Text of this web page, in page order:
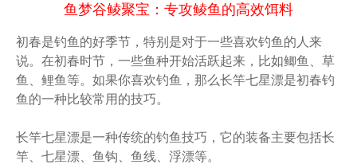
鱼梦谷鲮聚宝：专攻鲮鱼的高效饵料
初春是钓鱼的好季节，特别是对于一些喜欢钓鱼的人来
说。在初春时节，一些鱼种开始活跃起来，比如鲫鱼、草
鱼、鲤鱼等。如果你喜欢钓鱼，那么长竿七星漂是初春钓
鱼的一种比较常用的技巧。
长竿七星漂是一种传统的钓鱼技巧，它的装备主要包括长
竿、七星漂、鱼钩、鱼线、浮漂等。